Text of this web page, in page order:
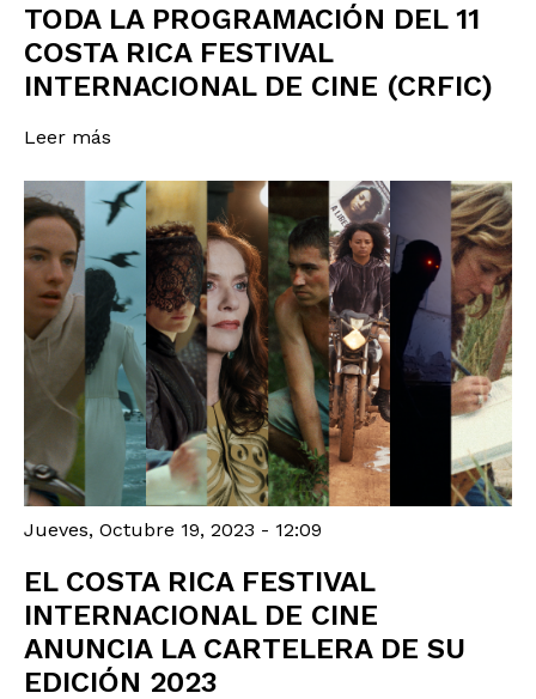
TODA LA PROGRAMACIÓN DEL 11
COSTA RICA FESTIVAL
INTERNACIONAL DE CINE (CRFIC)
Leer más
Jueves, Octubre 19, 2023 - 12:09
EL COSTA RICA FESTIVAL
INTERNACIONAL DE CINE
ANUNCIA LA CARTELERA DE SU
EDICIÓN 2023